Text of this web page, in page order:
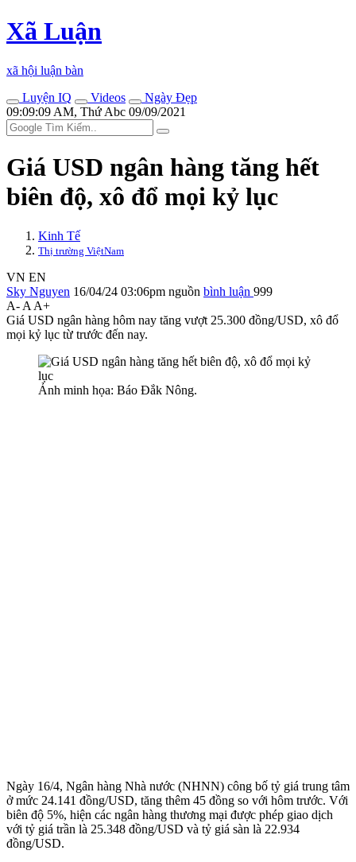
Xã Luận
xã hội luận bàn
Luyện IQ
Videos
Ngày Đẹp
09:09:09 AM, Thứ Abc 09/09/2021
Giá USD ngân hàng tăng hết
biên độ, xô đổ mọi kỷ lục
Kinh Tế
Thị trường ViệtNam
VN EN
Sky Nguyen 16/04/24 03:06pm nguồn bình luận 999
A- A A+
Giá USD ngân hàng hôm nay tăng vượt 25.300 đồng/USD, xô đổ
mọi kỷ lục từ trước đến nay.
Ảnh minh họa: Báo Đắk Nông.
Ngày 16/4, Ngân hàng Nhà nước (NHNN) công bố tỷ giá trung tâm
ở mức 24.141 đồng/USD, tăng thêm 45 đồng so với hôm trước. Với
biên độ 5%, hiện các ngân hàng thương mại được phép giao dịch
với tỷ giá trần là 25.348 đồng/USD và tỷ giá sàn là 22.934
đồng/USD.